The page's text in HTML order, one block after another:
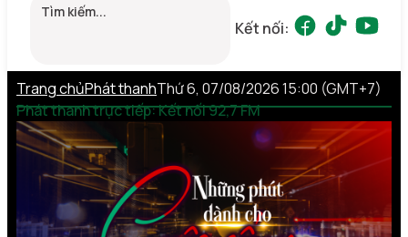
Kết nối:
Trang chủPhát thanh
Phát thanh trực tiếp: Kết nối 92,7 FM
Thứ 6, 07/08/2026 15:00 (GMT+7)